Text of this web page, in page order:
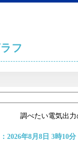
フ
調べたい電気出
2026年8月8日 3時10分